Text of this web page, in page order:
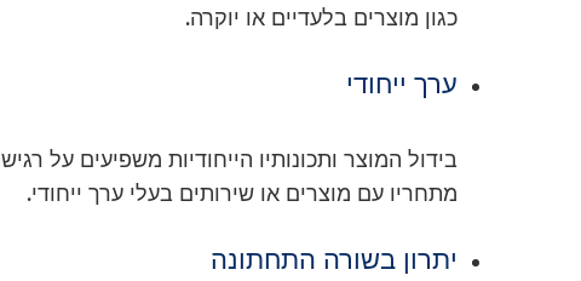
כגון מוצרים בלעדיים או יוקרה.
ערך ייחודי
בידול המוצר ותכונותיו הייחודיות משפיעים על
מתחריו עם מוצרים או שירותים בעלי ערך ייחודי.
יתרון בשורה התחתונה